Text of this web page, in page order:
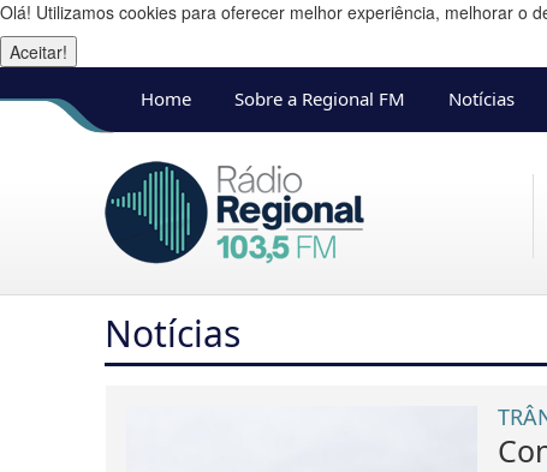
Olá! Utilizamos cookies para oferecer melhor experiência, melhorar o
Aceitar!
Home
Sobre a Regional FM Notícias
Notícias